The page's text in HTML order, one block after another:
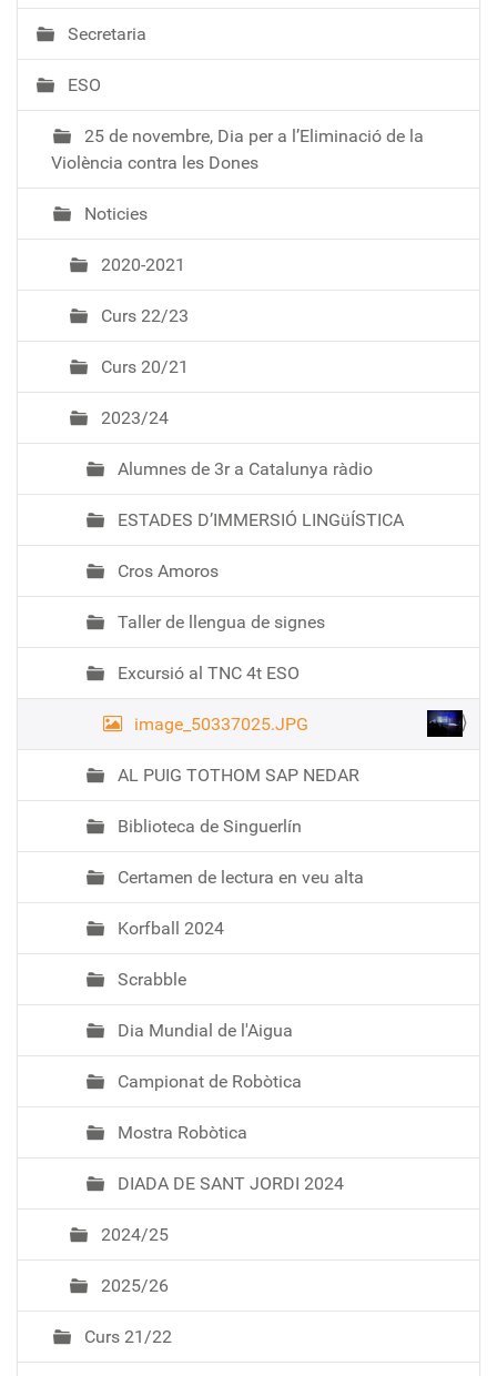
e
g
a
c
Secretaria
ESO
25 de novembre, Dia per a l’Eliminació de la
Violència contra les Dones
Noticies
2020-2021
Curs 22/23
Curs 20/21
2023/24
Alumnes de 3r a Catalunya ràdio
ESTADES D’IMMERSIÓ LINGüÍSTICA
Cros Amoros
Taller de llengua de signes
Excursió al TNC 4t ESO
image_50337025.JPG
AL PUIG TOTHOM SAP NEDAR
Biblioteca de Singuerlín
Certamen de lectura en veu alta
Korfball 2024
Scrabble
Dia Mundial de l'Aigua
Campionat de Robòtica
Mostra Robòtica
DIADA DE SANT JORDI 2024
2024/25
2025/26
Curs 21/22